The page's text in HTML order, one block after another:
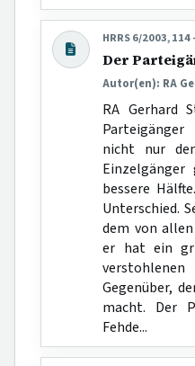
HRRS 6/2003, 114
Der
Autor(en): RA
RA Gerhard
nicht nur
Einzelgänger
bessere
Unterschied.
dem von
er hat ein
Gegenüber,
macht. Der
Fehde...